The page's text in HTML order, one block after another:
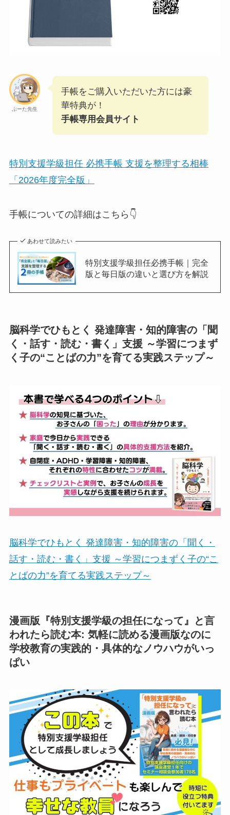
ぷーた先生
手帳をご購入いただいた方には豪
華特典が！
手帳専用会員サイト
特別支援学級担任 必携手帳 支援を整理する相棒
「2026年度完全版」
手帳についての詳細はこちら👇
あわせて読みたい
特別支援学級担任必携手帳｜完全
版と毎日版の違いと選び方を解説
脳科学でひもとく 発達障害・知的障害の「聞
く・話す・読む・書く」支援 ～学習につまず
く子の“ことばの力”を育てる実践ステップ～
脳科学でひもとく 発達障害・知的障害の「聞く・
話す・読む・書く」支援 ～学習につまずく子の“こ
とばの力”を育てる実践ステップ～
漫画版『特別支援学級の担任になって』と言
われたら読む本: 気軽に読める漫画版なのに
学校教育の実践的・具体的なノウハウがいっ
ぱい